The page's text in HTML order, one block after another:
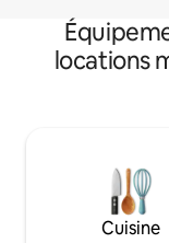
locations
Cuisine